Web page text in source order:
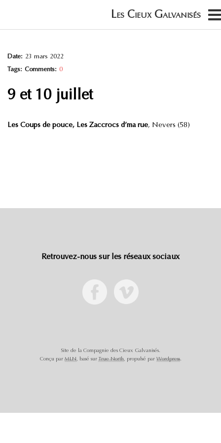
Date: 23 mars 2022
Tags: Comments: 0
9 et 10 juillet
Les Coups de pouce, Les Zaccrocs d’ma rue, Nevers (58)
Retrouvez-nous sur les réseaux sociaux
Site de la Compagnie des Cieux Galvanisés.
Conçu par MLN, basé sur True North, propulsé par Wordpress.